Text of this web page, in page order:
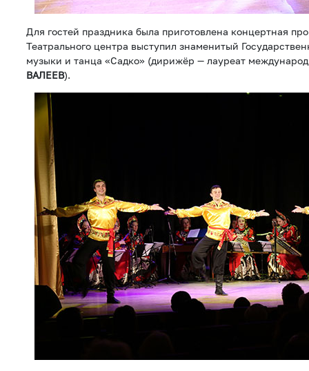
Для гостей праздника была приготовлена концертная
Театрального центра выступил знаменитый
музыки и танца «Садко» (дирижёр — лауреат
ВАЛЕЕВ).